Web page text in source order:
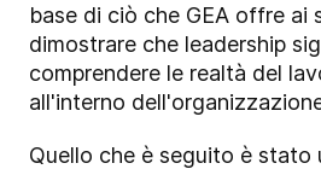
base di ciò che GEA offre ai
dimostrare che leadership
comprendere le realtà del
all'interno
Quello che è seguito è stato